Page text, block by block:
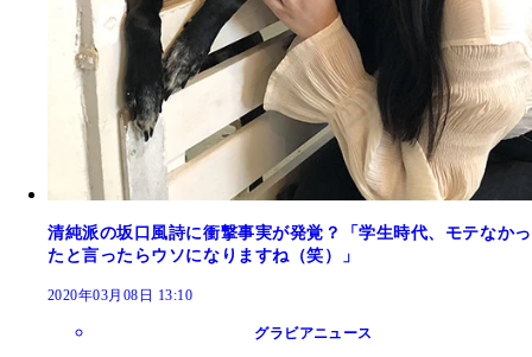
清純派の坂口風詩に衝撃事実が発覚？「学生時代、モテなかっ
たと言ったらウソになりますね（笑）」
2020年03月08日 13:10
グラビアニュース